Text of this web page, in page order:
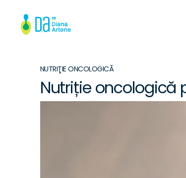
NUTRIŢIE ONCOLOGICĂ
Nutriție oncologică